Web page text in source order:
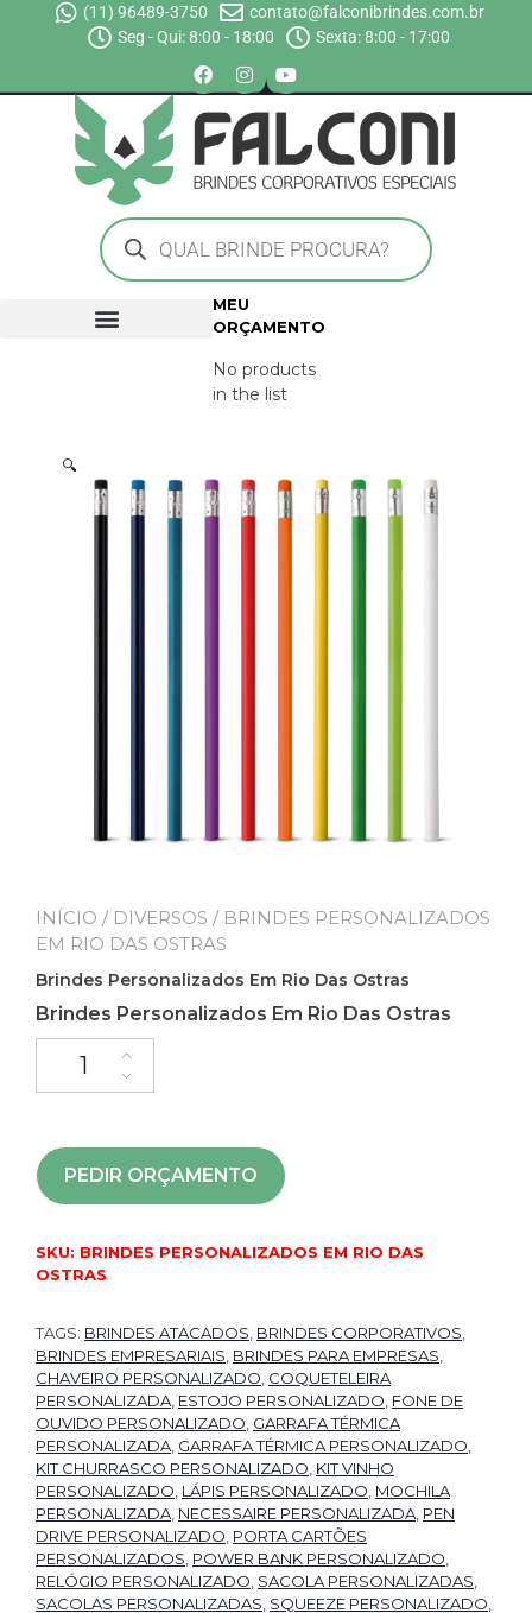
(11) 96489-3750
contato@falconibrindes.com.br
Seg - Qui: 8:00 - 18:00
Sexta: 8:00 - 17:00
MEU
ORÇAMENTO
No products
in the list
🔍
INÍCIO / DIVERSOS / BRINDES PERSONALIZADOS
EM RIO DAS OSTRAS
Brindes Personalizados Em Rio Das Ostras
Brindes Personalizados Em Rio Das Ostras
PEDIR ORÇAMENTO
SKU: BRINDES PERSONALIZADOS EM RIO DAS
OSTRAS
TAGS: BRINDES ATACADOS BRINDES CORPORATIVOS
BRINDES EMPRESARIAIS BRINDES PARA EMPRESAS
CHAVEIRO PERSONALIZADO COQUETELEIRA
PERSONALIZADA ESTOJO PERSONALIZADO FONE DE
OUVIDO PERSONALIZADO GARRAFA TÉRMICA
PERSONALIZADA GARRAFA TÉRMICA PERSONALIZADO
KIT CHURRASCO PERSONALIZADO KIT VINHO
PERSONALIZADO LÁPIS PERSONALIZADO MOCHILA
PERSONALIZADA NECESSAIRE PERSONALIZADA PEN
DRIVE PERSONALIZADO PORTA CARTÕES
PERSONALIZADOS POWER BANK PERSONALIZADO
RELÓGIO PERSONALIZADO SACOLA PERSONALIZADAS
SACOLAS PERSONALIZADAS SQUEEZE PERSONALIZADO